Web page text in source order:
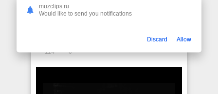
114
0
muzclips.ru
Would like to send you notifications
Discard Allow